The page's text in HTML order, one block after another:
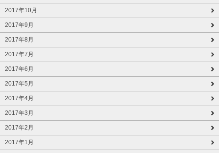
2017年10月
2017年9月
2017年8月
2017年7月
2017年6月
2017年5月
2017年4月
2017年3月
2017年2月
2017年1月